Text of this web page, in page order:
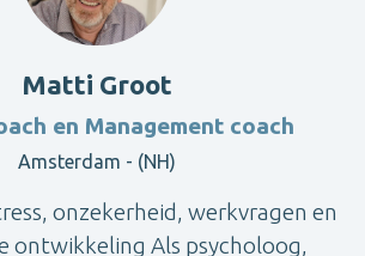
Matti Groot
en Management coach
Amsterdam - (NH)
onzekerheid, werkvragen en
ontwikkeling Als psycholoog,